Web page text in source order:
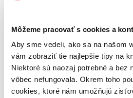
Môžeme pracovať s cookies a
Aby sme vedeli, ako sa na našom
vám zobraziť tie najlepšie tipy na
Niektoré sú naozaj potrebné a bez
vôbec nefungovala. Okrem toho
cookies, ktoré nám umožňujú
výborný stav
Túto knihu sme vykúpili cez
výbornom stave.Rozdiel medzi
asi ani nespoznali. Knihu sme
na niektorých obaloch zanechať
2,12 €